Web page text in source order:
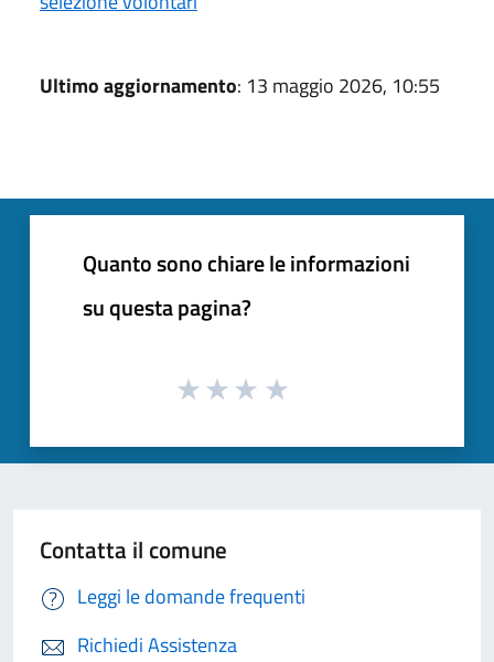
Ultimo aggiornamento: 13 maggio 2026, 10:55
Quanto sono chiare le informazioni
su questa pagina?
Contatta il comune
Leggi le domande frequenti
Richiedi Assistenza